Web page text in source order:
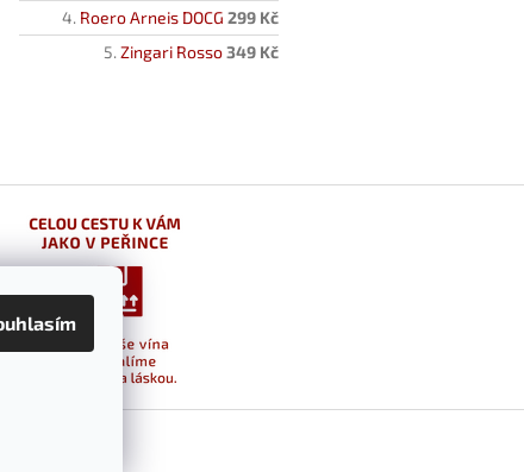
Roero Arneis DOCG 299 Kč
Zingari Rosso349 Kč